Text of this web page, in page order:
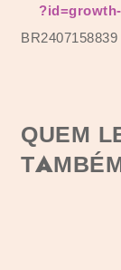
BR2407158839
QUEM